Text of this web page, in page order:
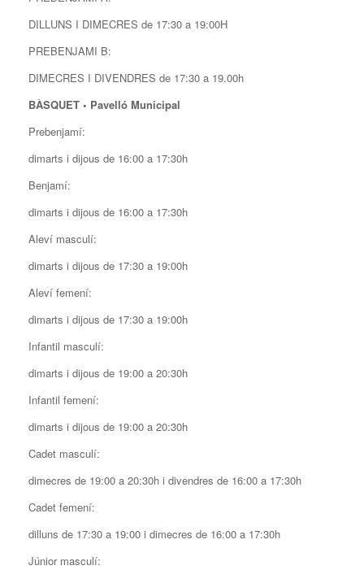
DILLUNS I DIMECRES de 17:30 a 19:00H
PREBENJAMI B:
DIMECRES I DIVENDRES de 17:30 a 19.00h
BÀSQUET • Pavelló Municipal
Prebenjamí:
dimarts i dijous de 16:00 a 17:30h
Benjamí:
dimarts i dijous de 16:00 a 17:30h
Aleví masculí:
dimarts i dijous de 17:30 a 19:00h
Aleví femení:
dimarts i dijous de 17:30 a 19:00h
Infantil masculí:
dimarts i dijous de 19:00 a 20:30h
Infantil femení:
dimarts i dijous de 19:00 a 20:30h
Cadet masculí:
dimecres de 19:00 a 20:30h i divendres de 16:00 a 17:30h
Cadet femení:
dilluns de 17:30 a 19:00 i dimecres de 16:00 a 17:30h
Júnior masculí: